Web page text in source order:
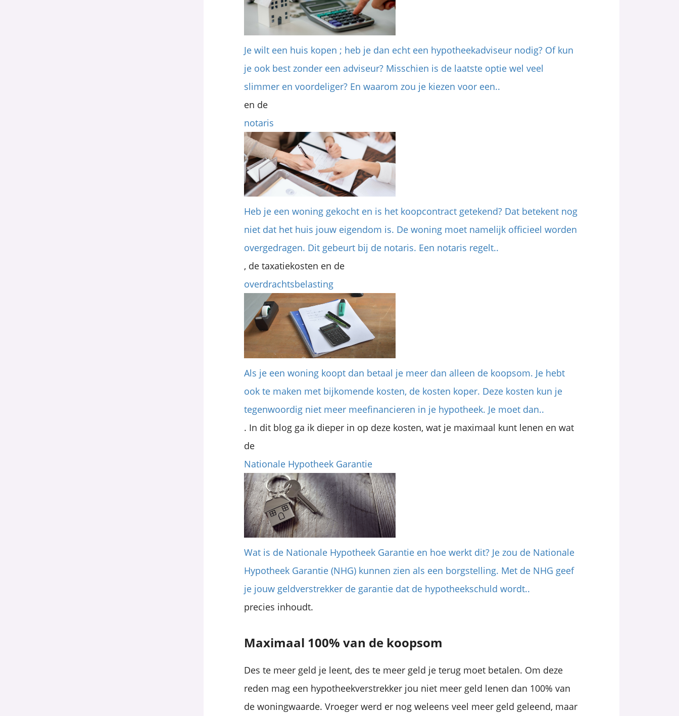
Je wilt een huis kopen ; heb je dan echt een hypotheekadviseur nodig? Of kun
je ook best zonder een adviseur? Misschien is de laatste optie wel veel
slimmer en voordeliger? En waarom zou je kiezen voor een..
en de
notaris
Heb je een woning gekocht en is het koopcontract getekend? Dat betekent nog
niet dat het huis jouw eigendom is. De woning moet namelijk officieel worden
overgedragen. Dit gebeurt bij de notaris. Een notaris regelt..
, de taxatiekosten en de
overdrachtsbelasting
Als je een woning koopt dan betaal je meer dan alleen de koopsom. Je hebt
ook te maken met bijkomende kosten, de kosten koper. Deze kosten kun je
tegenwoordig niet meer meefinancieren in je hypotheek. Je moet dan..
. In dit blog ga ik dieper in op deze kosten, wat je maximaal kunt lenen en wat
de
Nationale Hypotheek Garantie
Wat is de Nationale Hypotheek Garantie en hoe werkt dit? Je zou de Nationale
Hypotheek Garantie (NHG) kunnen zien als een borgstelling. Met de NHG geef
je jouw geldverstrekker de garantie dat de hypotheekschuld wordt..
precies inhoudt.
Maximaal 100% van de koopsom
Des te meer geld je leent, des te meer geld je terug moet betalen. Om deze
reden mag een hypotheekverstrekker jou niet meer geld lenen dan 100% van
de woningwaarde. Vroeger werd er nog weleens veel meer geld geleend, maar